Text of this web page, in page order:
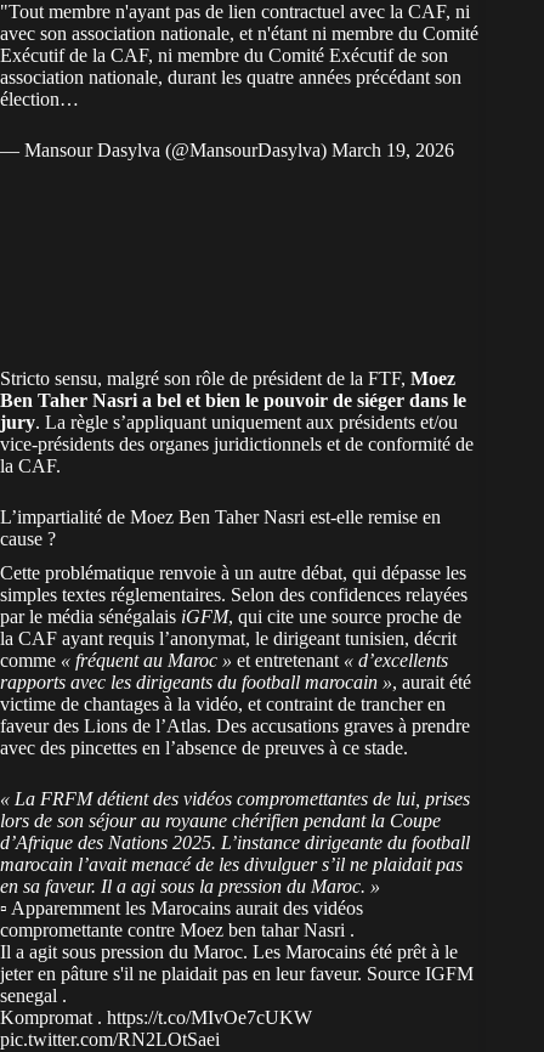
"Tout membre n'ayant pas de lien contractuel avec la CAF, ni
avec son association nationale, et n'étant ni membre du Comité
Exécutif de la CAF, ni membre du Comité Exécutif de son
association nationale, durant les quatre années précédant son
élection…
— Mansour Dasylva (@MansourDasylva) March 19, 2026
Stricto sensu, malgré son rôle de président de la FTF, Moez
Ben Taher Nasri a bel et bien le pouvoir de siéger dans le
jury. La règle s’appliquant uniquement aux présidents et/ou
vice-présidents des organes juridictionnels et de conformité de
la CAF.
L’impartialité de Moez Ben Taher Nasri est-elle remise en
cause ?
Cette problématique renvoie à un autre débat, qui dépasse les
simples textes réglementaires. Selon des confidences relayées
par le média sénégalais iGFM, qui cite une source proche de
la CAF ayant requis l’anonymat, le dirigeant tunisien, décrit
comme « fréquent au Maroc » et entretenant « d’excellents
rapports avec les dirigeants du football marocain », aurait été
victime de chantages à la vidéo, et contraint de trancher en
faveur des Lions de l’Atlas. Des accusations graves à prendre
avec des pincettes en l’absence de preuves à ce stade.
« La FRFM détient des vidéos compromettantes de lui, prises
lors de son séjour au royaune chérifien pendant la Coupe
d’Afrique des Nations 2025. L’instance dirigeante du football
marocain l’avait menacé de les divulguer s’il ne plaidait pas
en sa faveur. Il a agi sous la pression du Maroc. »
▫️ Apparemment les Marocains aurait des vidéos
compromettante contre Moez ben tahar Nasri .
Il a agit sous pression du Maroc. Les Marocains été prêt à le
jeter en pâture s'il ne plaidait pas en leur faveur. Source IGFM
senegal .
Kompromat . https://t.co/MIvOe7cUKW
pic.twitter.com/RN2LOtSaei